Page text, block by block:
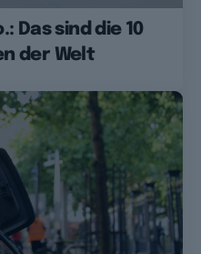
Das sind die 10
der Welt